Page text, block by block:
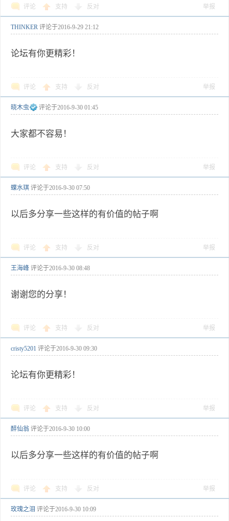
评论 支持 反对 举报
THINKER 评论于2016-9-29 21:12
论坛有你更精彩！
评论 支持 反对 举报
晓木虫 评论于2016-9-30 01:45
大家都不容易！
评论 支持 反对 举报
蝶水琪 评论于2016-9-30 07:50
以后多分享一些这样的有价值的帖子啊
评论 支持 反对 举报
王海峰 评论于2016-9-30 08:48
谢谢您的分享！
评论 支持 反对 举报
cristy5201 评论于2016-9-30 09:30
论坛有你更精彩！
评论 支持 反对 举报
醉仙翁 评论于2016-9-30 10:00
以后多分享一些这样的有价值的帖子啊
评论 支持 反对 举报
玫瑰之泪 评论于2016-9-30 10:09